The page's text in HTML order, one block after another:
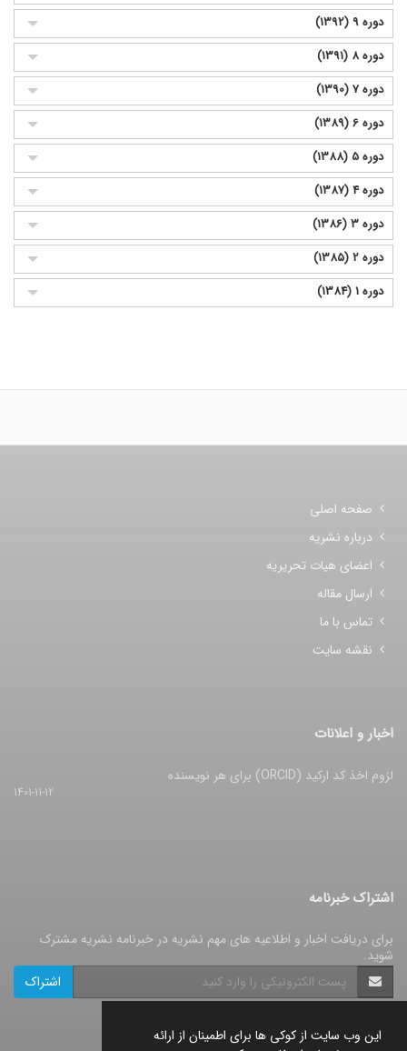
این وب سایت از کوکی ها برای اطمینان از ارائه
دوره 9 (1392)
دوره 8 (1391)
دوره 7 (1390)
دوره 6 (1389)
دوره 5 (1388)
دوره 4 (1387)
دوره 3 (1386)
دوره 2 (1385)
دوره 1 (1384)
صفحه اصلی
درباره نشریه
اعضای هیات تحریریه
ارسال مقاله
تماس با ما
نقشه سایت
اخبار و اعلانات
لزوم اخذ کد ارکید (ORCID) برای هر نویسنده
1401-11-12
اشتراک خبرنامه
برای دریافت اخبار و اطلاعیه های مهم نشریه در خبرنامه نشریه مشترک
شوید.
اشتراک